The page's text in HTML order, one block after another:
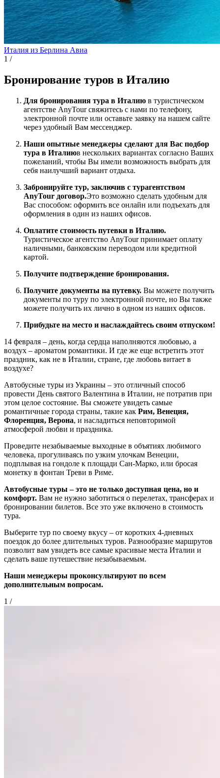
Италия из Берлина Авиа
1 /
Бронирование туров в Италию
Для бронирования тура в Италию в туристическом
агентстве AnyTour свяжитесь с нами по телефону,
электронной почте или оставьте заявку на нашем сайте
через удобный Вам мессенджер.
Наши опытные менеджеры сделают для Вас подбор
тура в Италиюв нескольких вариантах согласно Ваших
пожеланий, чтобы Вы имели возможность выбрать для
себя наилучший вариант отдыха.
Забронируйте тур, заключив с турагентством
AnyTour договор.Это возможно сделать удобным для
Вас способом: оформить все онлайн или подъехать для
оформления в один из наших офисов.
Оплатите стоимость путевки в Италию.
Туристическое агентство AnyTour принимает оплату
наличными, банковским переводом или кредитной
картой.
Получите подтверждение бронирования.
Получите документы на путевку. Вы можете получить
документы по туру по электронной почте, но Вы также
можете получить их лично в одном из наших офисов.
Прибудьте на место и наслаждайтесь своим отпуском!
14 февраля – день, когда сердца наполняются любовью, а
воздух – ароматом романтики. И где же еще встретить этот
праздник, как не в Италии, стране, где любовь витает в
воздухе?
Автобусные туры из Украины – это отличный способ
провести День святого Валентина в Италии, не потратив при
этом целое состояние. Вы сможете увидеть самые
романтичные города страны, такие как Рим, Венеция,
Флоренция, Верона, и насладиться неповторимой
атмосферой любви и праздника.
Проведите незабываемые выходные в объятиях любимого
человека, прогуливаясь по узким улочкам Венеции,
подплывая на гондоле к площади Сан-Марко, или бросая
монетку в фонтан Треви в Риме.
Автобусные туры – это не только доступная цена, но и
комфорт. Вам не нужно заботиться о перелетах, трансферах и
бронировании билетов. Все это уже включено в стоимость
тура.
Выберите тур по своему вкусу – от коротких 4-дневных
поездок до более длительных туров. Разнообразие маршрутов
позволит вам увидеть все самые красивые места Италии и
сделать ваше путешествие незабываемым.
Наши менеджеры проконсультируют по всем
дополнительным вопросам.
1 /